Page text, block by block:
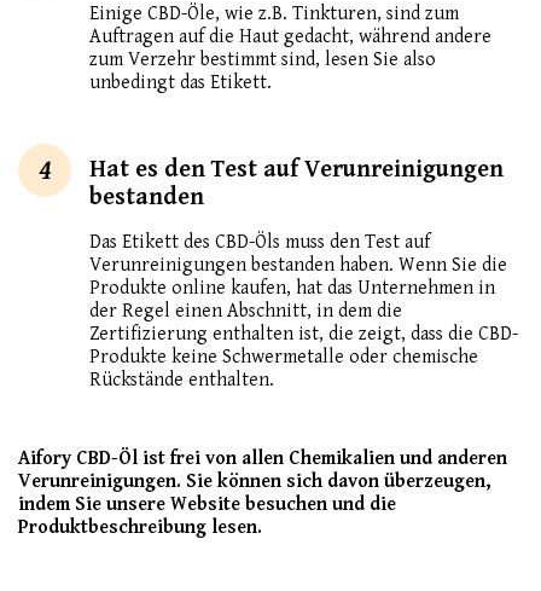
Einige CBD-Öle, wie z.B. Tinkturen, sind zum
Auftragen auf die Haut gedacht, während andere
zum Verzehr bestimmt sind, lesen Sie also
unbedingt das Etikett.
4
Hat es den Test auf Verunreinigungen
bestanden
Das Etikett des CBD-Öls muss den Test auf
Verunreinigungen bestanden haben. Wenn Sie die
Produkte online kaufen, hat das Unternehmen in
der Regel einen Abschnitt, in dem die
Zertifizierung enthalten ist, die zeigt, dass die CBD-
Produkte keine Schwermetalle oder chemische
Rückstände enthalten.
Aifory CBD-Öl ist frei von allen Chemikalien und anderen
Verunreinigungen. Sie können sich davon überzeugen,
indem Sie unsere Website besuchen und die
Produktbeschreibung lesen.